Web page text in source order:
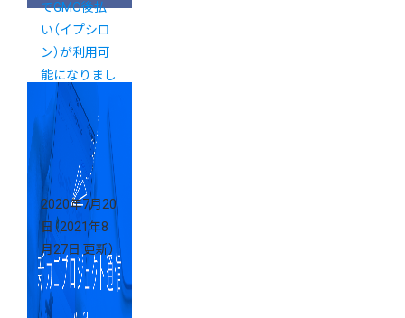
でGMO後払
い（イプシロ
ン）が利用可
能になりまし
た【新カゴプ
ロジェクト通
信 Vol.25】
2020年7月20
日 （2021年8
月27日 更新）